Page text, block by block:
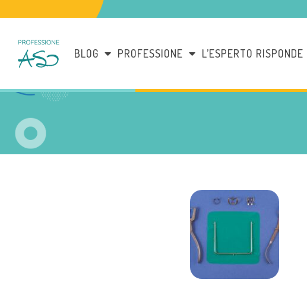
BLOG PROFESSIONE L’ESPERTO RISPONDE